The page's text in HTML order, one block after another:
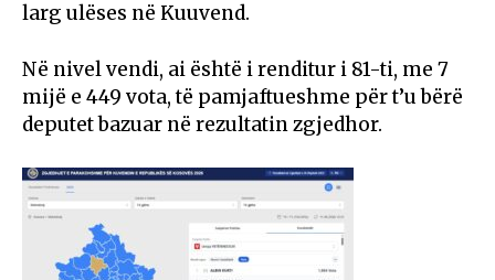
larg ulëses në Kuuvend.
Në nivel vendi, ai është i renditur i 81-ti, me 7
mijë e 449 vota, të pamjaftueshme për t’u bërë
deputet bazuar në rezultatin zgjedhor.